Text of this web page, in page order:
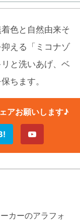
色と自然由来そ
える「ミコナゾ
と洗いあげ、ベ
ちます。
アお願いします♪
カーのアラフォ